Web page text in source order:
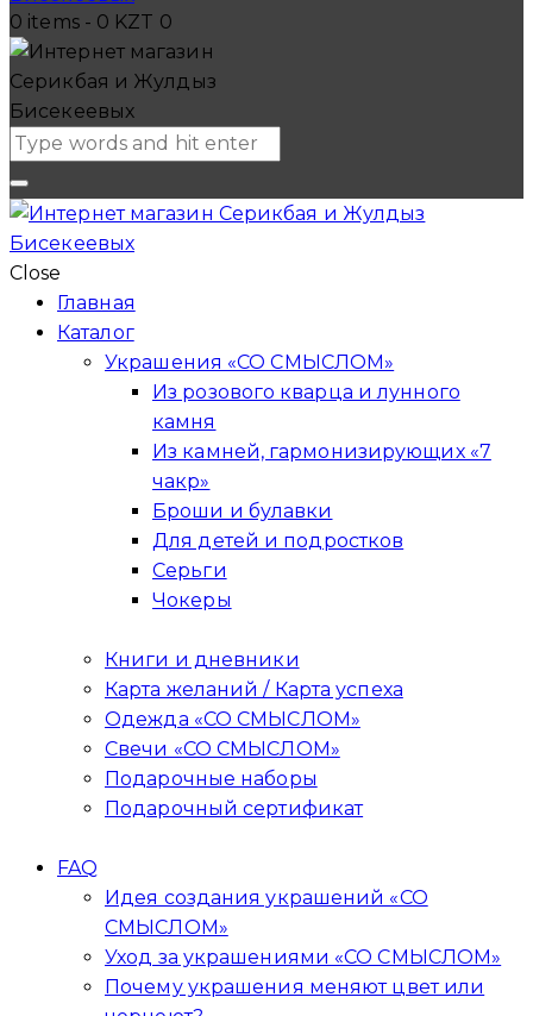
0 items- 0 KZT 0
Close
Главная
Каталог
Украшения «СО СМЫСЛОМ»
Из розового кварца и лунного
камня
Из камней, гармонизирующих «7
чакр»
Броши и булавки
Для детей и подростков
Серьги
Чокеры
Книги и дневники
Карта желаний / Карта успеха
Одежда «СО СМЫСЛОМ»
Свечи «СО СМЫСЛОМ»
Подарочные наборы
Подарочный сертификат
FAQ
Идея создания украшений «СО
СМЫСЛОМ»
Уход за украшениями «СО СМЫСЛОМ»
Почему украшения меняют цвет или